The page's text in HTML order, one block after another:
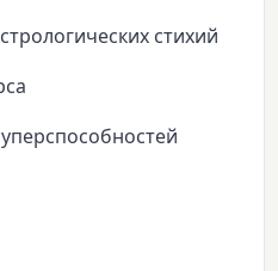
стихий